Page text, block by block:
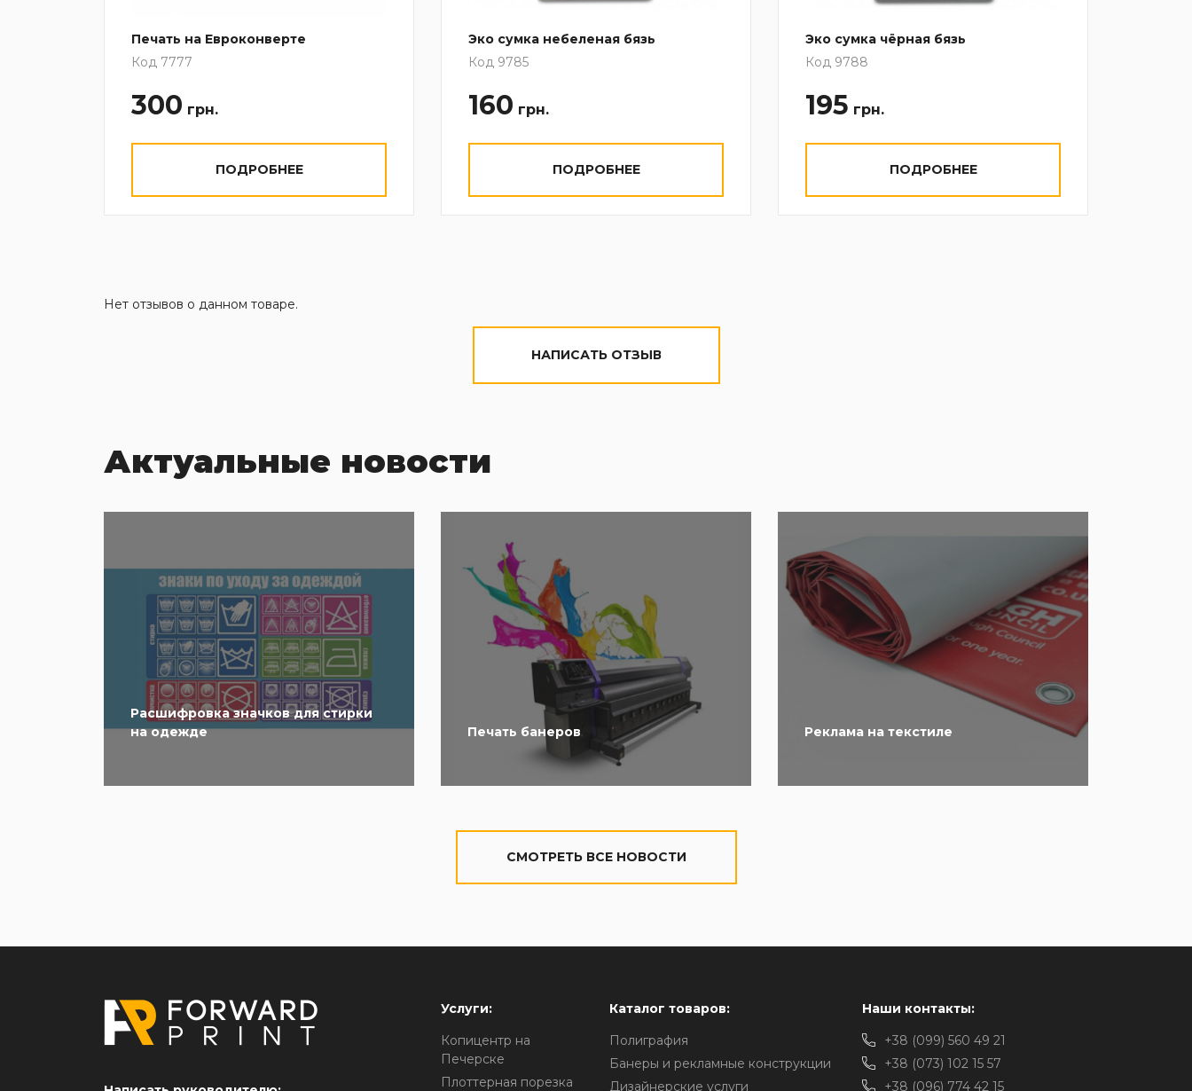
Печать на Евроконверте
Код 7777
300 грн.
ПОДРОБНЕЕ
Эко сумка небеленая бязь
Код 9785
160 грн.
ПОДРОБНЕЕ
Эко сумка чёрная бязь
Код 9788
195 грн.
ПОДРОБНЕЕ
Нет отзывов о данном товаре.
НАПИСАТЬ ОТЗЫВ
Актуальные новости
Расшифровка значков для стирки
на одежде
Печать банеров Реклама на текстиле
CМОТРЕТЬ ВСЕ НОВОСТИ
Услуги:
Копицентр на
Печерске
Плоттерная порезка
Каталог товаров:
Полиграфия
Банеры и рекламные конструкции
Дизайнерские услуги
Наши контакты:
+38 (099) 560 49 21
+38 (073) 102 15 57
+38 (096) 774 42 15